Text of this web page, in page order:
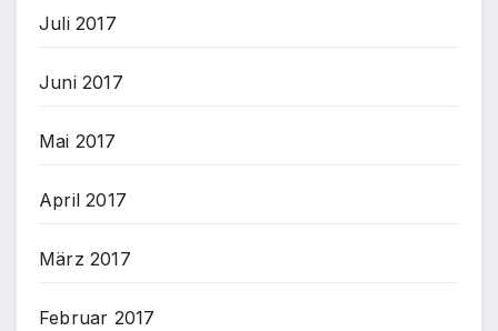
Juli 2017
Juni 2017
Mai 2017
April 2017
März 2017
Februar 2017